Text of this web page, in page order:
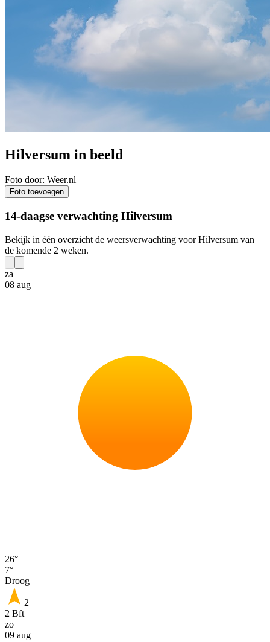
Hilversum in beeld
Foto door: Weer.nl
Foto toevoegen
14-daagse verwachting Hilversum
Bekijk in één overzicht de weersverwachting voor Hilversum van
de komende 2 weken.
za
08 aug
26°
7°
Droog
2
2 Bft
zo
09 aug